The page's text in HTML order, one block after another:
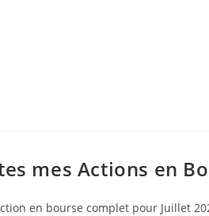
mes Actions en
en bourse complet pour Juillet